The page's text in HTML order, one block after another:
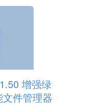
增强绿
件管理器